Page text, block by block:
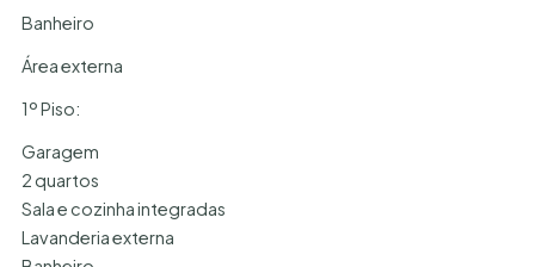
Banheiro
Área externa
1º Piso:
Garagem
2 quartos
Sala e cozinha integradas
Lavanderia externa